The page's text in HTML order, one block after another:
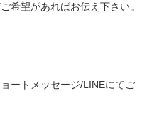
希望があればお伝え下さい。
ートメッセージ/LINEにてご